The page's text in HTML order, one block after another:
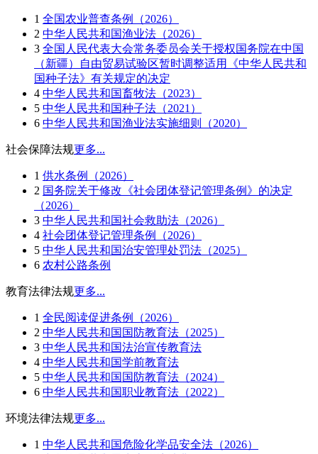
1 全国农业普查条例（2026）
2 中华人民共和国渔业法（2026）
3 全国人民代表大会常务委员会关于授权国务院在中国
（新疆）自由贸易试验区暂时调整适用《中华人民共和
国种子法》有关规定的决定
4 中华人民共和国畜牧法（2023）
5 中华人民共和国种子法（2021）
6 中华人民共和国渔业法实施细则（2020）
社会保障法规更多...
1 供水条例（2026）
2 国务院关于修改《社会团体登记管理条例》的决定
（2026）
3 中华人民共和国社会救助法（2026）
4 社会团体登记管理条例（2026）
5 中华人民共和国治安管理处罚法（2025）
6 农村公路条例
教育法律法规更多...
1 全民阅读促进条例（2026）
2 中华人民共和国国防教育法（2025）
3 中华人民共和国法治宣传教育法
4 中华人民共和国学前教育法
5 中华人民共和国国防教育法（2024）
6 中华人民共和国职业教育法（2022）
环境法律法规更多...
1 中华人民共和国危险化学品安全法（2026）